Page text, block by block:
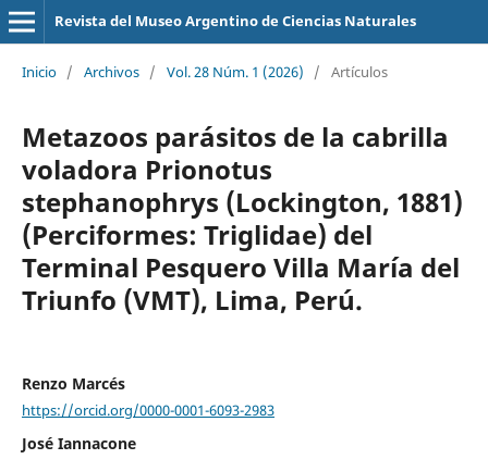
Revista del Museo Argentino de Ciencias Naturales
Inicio / Archivos / Vol. 28 Núm. 1 (2026) / Artículos
Metazoos parásitos de la cabrilla
voladora Prionotus
stephanophrys (Lockington, 1881)
(Perciformes: Triglidae) del
Terminal Pesquero Villa María del
Triunfo (VMT), Lima, Perú.
Renzo Marcés
https://orcid.org/0000-0001-6093-2983
José Iannacone